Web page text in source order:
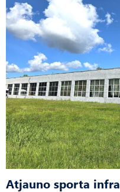
Atjauno sporta